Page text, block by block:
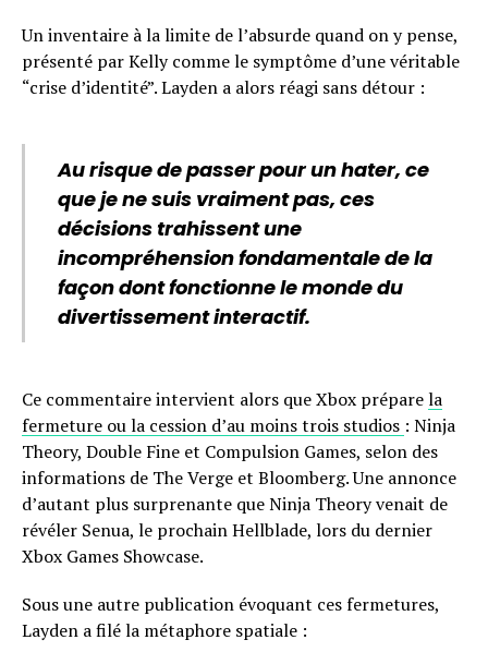
Un inventaire à la limite de l’absurde quand on y pense,
présenté par Kelly comme le symptôme d’une véritable
“crise d’identité”. Layden a alors réagi sans détour :
Au risque de passer pour un hater, ce
que je ne suis vraiment pas, ces
décisions trahissent une
incompréhension fondamentale de la
façon dont fonctionne le monde du
divertissement interactif.
Ce commentaire intervient alors que Xbox préparela
fermeture ou la cession d’au moins trois studios : Ninja
Theory, Double Fine et Compulsion Games, selon des
informations de The Verge et Bloomberg. Une annonce
d’autant plus surprenante que Ninja Theory venait de
révéler Senua, le prochain Hellblade, lors du dernier
Xbox Games Showcase.
Sous une autre publication évoquant ces fermetures,
Layden a filé la métaphore spatiale :